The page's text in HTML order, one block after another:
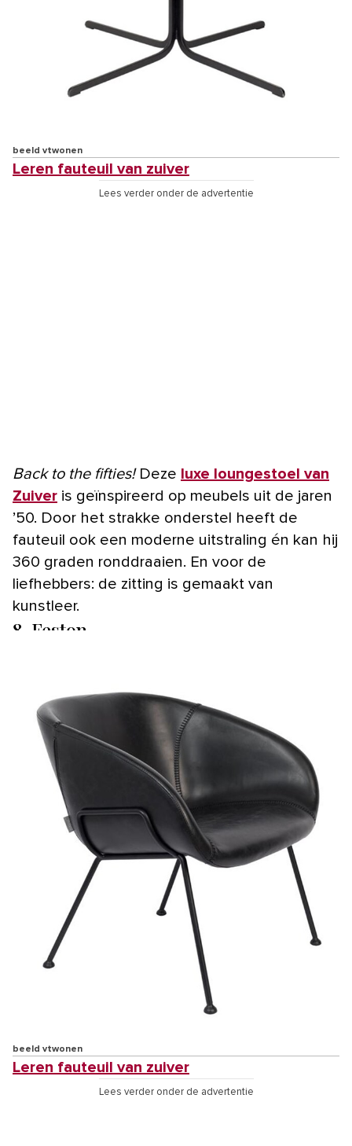
beeld vtwonen
Leren fauteuil van zuiver
Lees verder onder de advertentie
Back to the fifties!Deze luxe loungestoel van
Zuiver is geïnspireerd op meubels uit de jaren
’50. Door het strakke onderstel heeft de
fauteuil ook een moderne uitstraling én kan hij
360 graden ronddraaien. En voor de
liefhebbers: de zitting is gemaakt van
kunstleer.
8. Feston
beeld vtwonen
Leren fauteuil van zuiver
Lees verder onder de advertentie